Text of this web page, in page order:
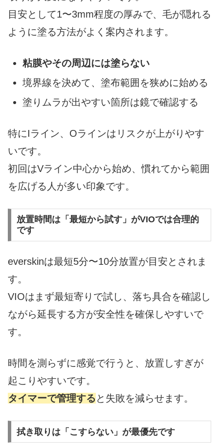
目安として1〜3mm程度の厚みで、毛が隠れる
ように塗る方法がよく案内されます。
粘膜やその周辺には塗らない
境界線を決めて、塗布範囲を狭めに始める
塗りムラが出やすい箇所は鏡で確認する
特にIライン、Oラインはリスクが上がりやす
いです。
初回はVライン中心から始め、慣れてから範囲
を広げる人が多い印象です。
放置時間は「最短から試す」がVIOでは合理的
です
everskinは最短5分〜10分放置が目安とされま
す。
VIOはまず最短寄りで試し、落ち具合を確認し
ながら延長する方が安全性を確保しやすいで
す。
時間を測らずに感覚で行うと、放置しすぎが
起こりやすいです。
タイマーで管理する と失敗を減らせます。
拭き取りは「こすらない」が最優先です